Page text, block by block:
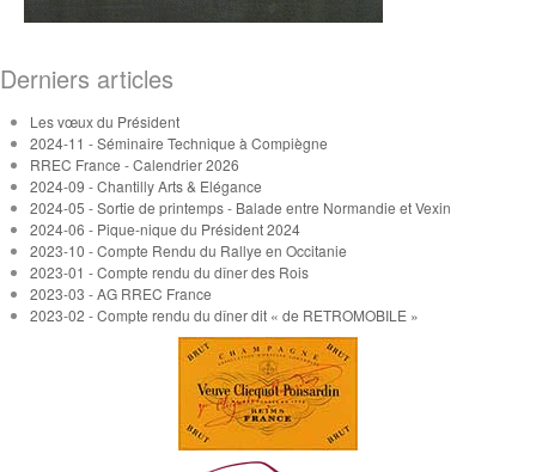
Derniers articles
Les vœux du Président
2024-11 - Séminaire Technique à Compiègne
RREC France - Calendrier 2026
2024-09 - Chantilly Arts & Elégance
2024-05 - Sortie de printemps - Balade entre Normandie et Vexin
2024-06 - Pique-nique du Président 2024
2023-10 - Compte Rendu du Rallye en Occitanie
2023-01 - Compte rendu du dîner des Rois
2023-03 - AG RREC France
2023-02 - Compte rendu du dîner dit « de RETROMOBILE »